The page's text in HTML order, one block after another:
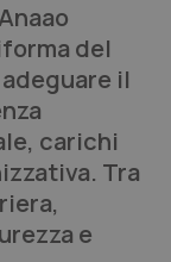
del
il
carichi
Tra
e